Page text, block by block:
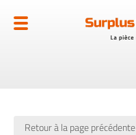
au
contenu
Retour à la page précédente